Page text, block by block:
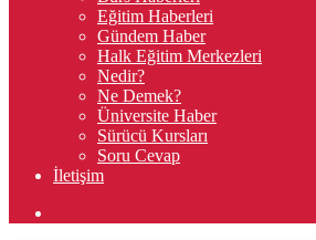
Eğitim Haberleri
Gündem Haber
Halk Eğitim Merkezleri
Nedir?
Ne Demek?
Üniversite Haber
Sürücü Kursları
Soru Cevap
İletişim